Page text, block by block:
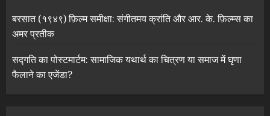
बरसात (१९४९) फ़िल्म समीक्षा: संगीतमय क्रांति और आर. के. फ़िल्म्स का
अमर प्रतीक
सद्गति का पोस्टमार्टम: सामाजिक यथार्थ का चित्रण या समाज में घृणा
फैलाने का एजेंडा?